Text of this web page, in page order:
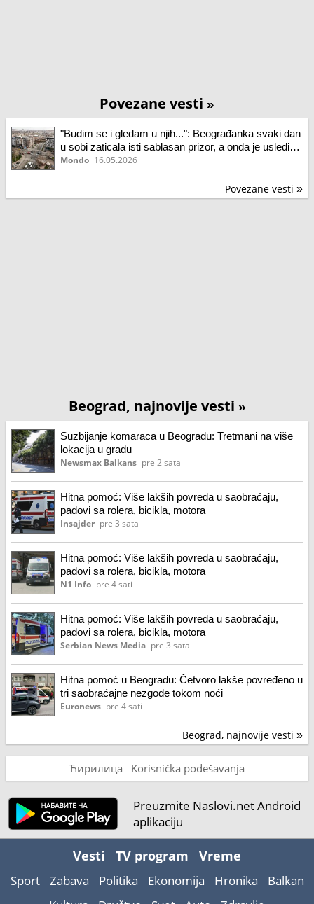
Povezane vesti »
"Budim se i gledam u njih...": Beograđanka svaki dan
u sobi zaticala isti sablasan prizor, a onda je usledio
šok
Mondo 16.05.2026
Povezane vesti »
Beograd, najnovije vesti »
Suzbijanje komaraca u Beogradu: Tretmani na više
lokacija u gradu
Newsmax Balkans pre 2 sata
Hitna pomoć: Više lakših povreda u saobraćaju,
padovi sa rolera, bicikla, motora
Insajder pre 3 sata
Hitna pomoć: Više lakših povreda u saobraćaju,
padovi sa rolera, bicikla, motora
N1 Info pre 4 sati
Hitna pomoć: Više lakših povreda u saobraćaju,
padovi sa rolera, bicikla, motora
Serbian News Media pre 3 sata
Hitna pomoć u Beogradu: Četvoro lakše povređeno u
tri saobraćajne nezgode tokom noći
Euronews pre 4 sati
Beograd, najnovije vesti »
Ћирилица Korisnička podešavanja
Preuzmite Naslovi.net Android
aplikaciju
Vesti TV program Vreme
Sport Zabava Politika Ekonomija Hronika
Balkan